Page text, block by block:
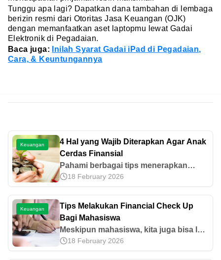
Tunggu apa lagi? Dapatkan dana tambahan di lembaga
berizin resmi dari Otoritas Jasa Keuangan (OJK)
dengan memanfaatkan aset laptopmu lewat Gadai
Elektronik di Pegadaian.
Baca juga:
Inilah Syarat Gadai iPad di Pegadaian,
Cara, & Keuntungannya
Keuangan
4 Hal yang Wajib Diterapkan Agar Anak
Cerdas Finansial
Pahami berbagai tips menerapkan
kecerdasan finansial bagi anak kita.
Simak disini!
18 February 2026
Keuangan
Tips Melakukan Financial Check Up
Bagi Mahasiswa
Meskipun mahasiswa, kita juga bisa lho
melakukan pengecekan atau financial
check up. Cek caranya di artikel
18 February 2026